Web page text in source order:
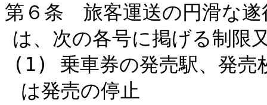
第６条 旅客運送の円滑な遂
は、次の各号に掲げる制限
(1) 乗車券の発売駅、発売
は発売の停止